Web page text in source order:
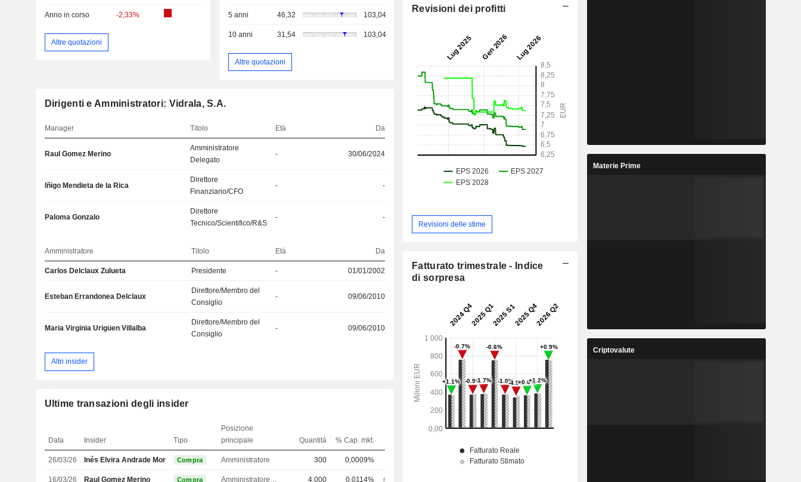
Anno in corso -2,33%
Altre quotazioni
5 anni 46,32 103,04
10 anni 31,54 103,04
Altre quotazioni
Dirigenti e Amministratori: Vidrala, S.A.
Manager Titolo Età Da
Raul Gomez Merino
Amministratore
Delegato
- 30/06/2024
Iñigo Mendieta de la Rica
Direttore
Finanziario/CFO
- -
Paloma Gonzalo
Direttore
Tecnico/Scientifico/R&S
- -
Amministratore Titolo Età Da
Carlos Delclaux Zulueta Presidente - 01/01/2002
Esteban Errandonea Delclaux
Direttore/Membro del
Consiglio
- 09/06/2010
Maria Virginia Urigüen Villalba
Direttore/Membro del
Consiglio
- 09/06/2010
Altri insider
Ultime transazioni degli insider
Data Insider Tipo
Posizione
principale
Quantità % Cap. mkt.
26/03/26 Inés Elvira Andrade MorenoCompra Amministratore 300 0,0009%
16/03/26 Raul Gomez Merino Compra 4.000 0,0114%
Revisioni dei profitti
Revisioni delle stime
Fatturato trimestrale - Indice
di sorpresa
Materie Prime
Criptovalute